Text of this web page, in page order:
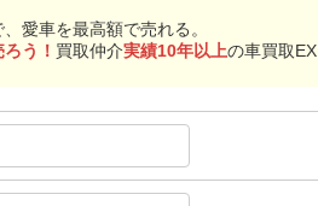
愛車を最高額で売れる。
う！ 買取仲介実績10年以上の車買取EX